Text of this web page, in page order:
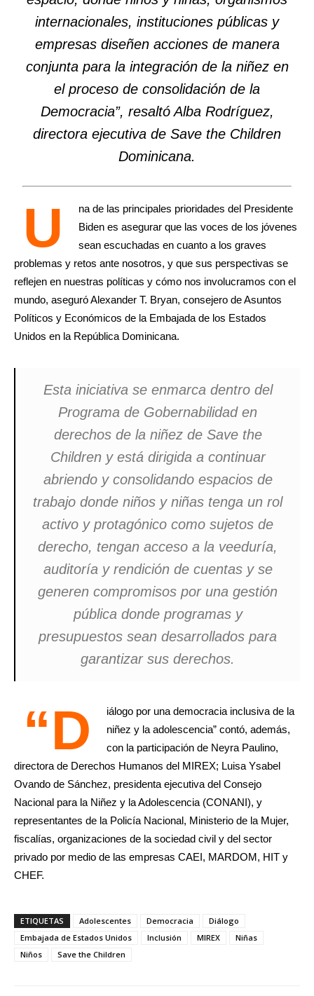
internacionales, instituciones públicas y
empresas diseñen acciones de manera
conjunta para la integración de la niñez en
el proceso de consolidación de la
Democracia”, resaltó Alba Rodríguez,
directora ejecutiva de Save the Children
Dominicana.
U
na de las principales prioridades del Presidente
Biden es asegurar que las voces de los jóvenes
sean escuchadas en cuanto a los graves
problemas y retos ante nosotros, y que sus perspectivas se
reflejen en nuestras políticas y cómo nos involucramos con el
mundo, aseguró Alexander T. Bryan, consejero de Asuntos
Políticos y Económicos de la Embajada de los Estados
Unidos en la República Dominicana.
Esta iniciativa se enmarca dentro del
Programa de Gobernabilidad en
derechos de la niñez de Save the
Children y está dirigida a continuar
abriendo y consolidando espacios de
trabajo donde niños y niñas tenga un rol
activo y protagónico como sujetos de
derecho, tengan acceso a la veeduría,
auditoría y rendición de cuentas y se
generen compromisos por una gestión
pública donde programas y
presupuestos sean desarrollados para
garantizar sus derechos.
“D
iálogo por una democracia inclusiva de la
niñez y la adolescencia” contó, además,
con la participación de Neyra Paulino,
directora de Derechos Humanos del MIREX; Luisa Ysabel
Ovando de Sánchez, presidenta ejecutiva del Consejo
Nacional para la Niñez y la Adolescencia (CONANI), y
representantes de la Policía Nacional, Ministerio de la Mujer,
fiscalías, organizaciones de la sociedad civil y del sector
privado por medio de las empresas CAEI, MARDOM, HIT y
CHEF.
ETIQUETAS Adolescentes Democracia
Diálogo
Embajada de Estados Unidos
Inclusión MIREX
Niñas
Niños
Save the Children